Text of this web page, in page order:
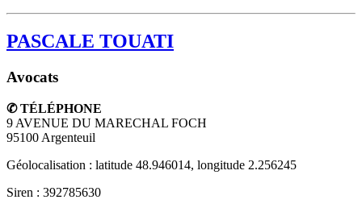
PASCALE TOUATI
Avocats
✆ TÉLÉPHONE
9 AVENUE DU MARECHAL FOCH
95100 Argenteuil
Géolocalisation : latitude 48.946014, longitude 2.256245
Siren : 392785630